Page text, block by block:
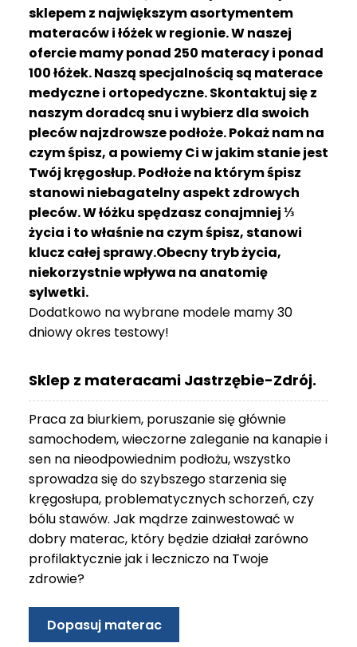
sklepem z największym asortymentem
materaców i łóżek w regionie. W naszej
ofercie mamy ponad 250 materacy i ponad
100 łóżek. Naszą specjalnością są materace
medyczne i ortopedyczne. Skontaktuj się z
naszym doradcą snu i wybierz dla swoich
pleców najzdrowsze podłoże. Pokaż nam na
czym śpisz, a powiemy Ci w jakim stanie jest
Twój kręgosłup. Podłoże na którym śpisz
stanowi niebagatelny aspekt zdrowych
pleców. W łóżku spędzasz conajmniej ⅓
życia i to właśnie na czym śpisz, stanowi
klucz całej sprawy.Obecny tryb życia,
niekorzystnie wpływa na anatomię
sylwetki.
Dodatkowo na wybrane modele mamy 30
dniowy okres testowy!
Sklep z materacami Jastrzębie-Zdrój.
Praca za biurkiem, poruszanie się głównie
samochodem, wieczorne zaleganie na kanapie i
sen na nieodpowiednim podłożu, wszystko
sprowadza się do szybszego starzenia się
kręgosłupa, problematycznych schorzeń, czy
bólu stawów. Jak mądrze zainwestować w
dobry materac, który będzie działał zarówno
profilaktycznie jak i leczniczo na Twoje
zdrowie?
Dopasuj materac